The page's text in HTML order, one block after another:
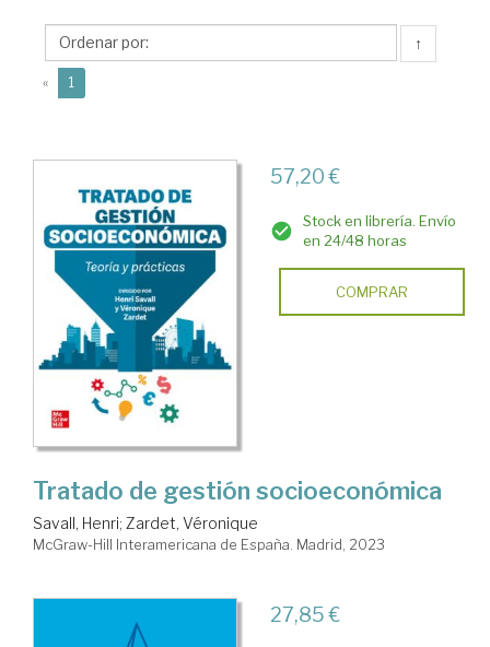
↑
« 1
57,20 €
Stock en librería. Envío
en 24/48 horas
COMPRAR
Tratado de gestión socioeconómica
Savall, Henri; Zardet, Véronique
McGraw-Hill Interamericana de España. Madrid, 2023
27,85 €